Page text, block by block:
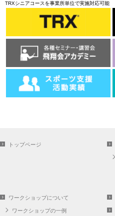
TRXシニアコースを事業所単位で実施対応可能
トップページ
ワークショップについて
ワークショップの一例